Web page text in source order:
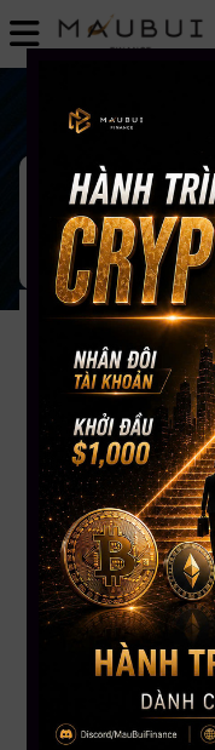
M ục lục
- 18/08/2025
Có thông
THÔNG
23:49:23